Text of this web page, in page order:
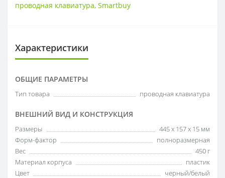
проводная клавиатура, Smartbuy
Характеристики
ОБЩИЕ ПАРАМЕТРЫ
Тип товара проводная клавиатура
ВНЕШНИЙ ВИД И КОНСТРУКЦИЯ
Размеры
445 х 157 х 15 мм
Форм-фактор
полноразмерная
Вес
450 г
Материал корпуса
пластик
Цвет
черный/белый